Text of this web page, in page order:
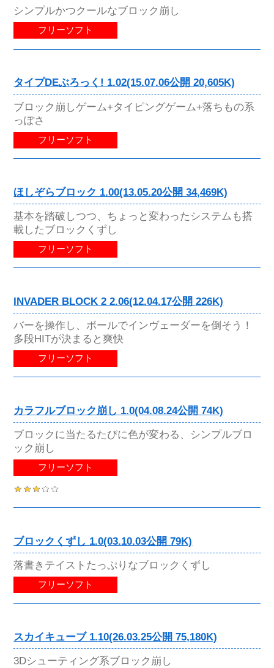
シンプルかつクールなブロック崩し
フリーソフト
タイプDEぶろっく! 1.02(15.07.06公開 20,605K)
ブロック崩しゲーム+タイピングゲーム+落ちもの系
っぽさ
フリーソフト
ほしぞらブロック 1.00(13.05.20公開 34,469K)
基本を踏破しつつ、ちょっと変わったシステムも搭
載したブロックくずし
フリーソフト
INVADER BLOCK 2 2.06(12.04.17公開 226K)
バーを操作し、ボールでインヴェーダーを倒そう！
多段HITが決まると爽快
フリーソフト
カラフルブロック崩し 1.0(04.08.24公開 74K)
ブロックに当たるたびに色が変わる、シンプルブロ
ック崩し
フリーソフト
ブロックくずし 1.0(03.10.03公開 79K)
落書きテイストたっぷりなブロックくずし
フリーソフト
スカイキューブ 1.10(26.03.25公開 75,180K)
3Dシューティング系ブロック崩し